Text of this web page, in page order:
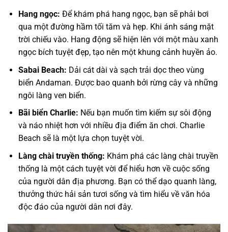
Hang ngọc: Để khám phá hang ngọc, bạn sẽ phải bơi
qua một đường hầm tối tăm và hẹp. Khi ánh sáng mặt
trời chiếu vào. Hang động sẽ hiện lên với một màu xanh
ngọc bích tuyệt đẹp, tạo nên một khung cảnh huyền ảo.
Sabai Beach: Dải cát dài và sạch trải dọc theo vùng
biển Andaman. Được bao quanh bởi rừng cây và những
ngôi làng ven biển.
Bãi biển Charlie: Nếu bạn muốn tìm kiếm sự sôi động
và náo nhiệt hơn với nhiều địa điểm ăn chơi. Charlie
Beach sẽ là một lựa chọn tuyệt vời.
Làng chài truyền thống: Khám phá các làng chài truyền
thống là một cách tuyệt vời để hiểu hơn về cuộc sống
của người dân địa phương. Bạn có thể dạo quanh làng,
thưởng thức hải sản tươi sống và tìm hiểu về văn hóa
độc đáo của người dân nơi đây.